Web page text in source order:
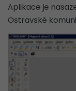
Aplikace je
Ostravské